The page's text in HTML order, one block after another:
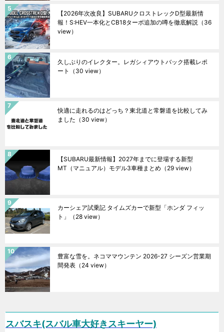
【2026年次改良】SUBARUクロストレックD型最新情
報！S:HEV一本化とCB18ターボ追加の噂を徹底解説 （36
view）
久しぶりのイレクター。レガシィアウトバック搭載レポ
ート
（30 view）
快適に走れるのはどっち？東北道と常磐道を比較してみ
ました （30 view）
【SUBARU最新情報】2027年までに登場する新型
MT（マニュアル）モデル3車種まとめ （29 view）
カーシェア試乗記 タイムズカーで新型「ホンダ フィッ
ト」
（28 view）
豊富な雪を。ネコママウンテン 2026-27 シーズン営業期
間発表 （24 view）
スバスキ(スバル車大好きスキーヤー)